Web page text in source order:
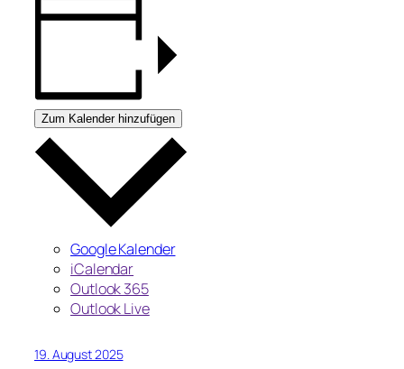
Zum Kalender hinzufügen
Google Kalender
iCalendar
Outlook 365
Outlook Live
19. August 2025